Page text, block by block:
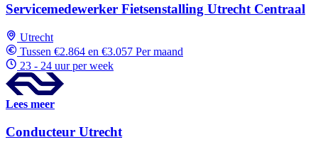
Servicemedewerker Fietsenstalling Utrecht Centraal
Utrecht
Tussen €2.864 en €3.057 Per maand
23 - 24 uur per week
Lees meer
Conducteur Utrecht